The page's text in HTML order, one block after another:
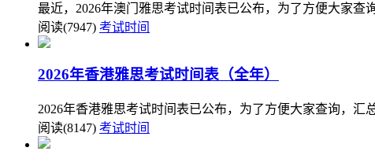
最近，2026年澳门雅思考试时间表已公布，为了方便大家
阅读(7947) 考试时间
2026年香港雅思考试时间表（全年）
2026年香港雅思考试时间表已公布，为了方便大家查询，汇
阅读(8147) 考试时间